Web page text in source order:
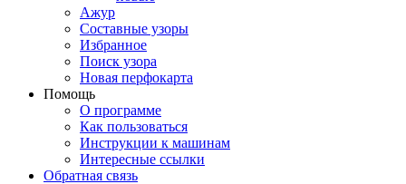
Ажур
Составные узоры
Избранное
Поиск узора
Новая перфокарта
Помощь
О программе
Как пользоваться
Инструкции к машинам
Интересные ссылки
Обратная связь